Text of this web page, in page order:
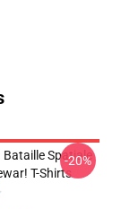
Spatiale
T-Shirts
-20%